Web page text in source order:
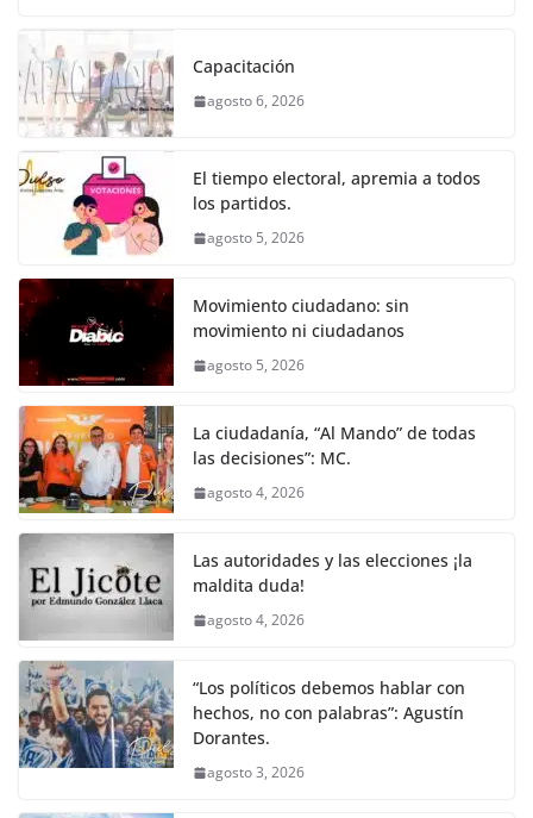
k
c
e
b
o
o
k
itt
er s
A
p
e
n
er
Capacitación
agosto 6, 2026
El tiempo electoral, apremia a todos
los partidos.
agosto 5, 2026
Movimiento ciudadano: sin
movimiento ni ciudadanos
agosto 5, 2026
La ciudadanía, “Al Mando” de todas
las decisiones”: MC.
agosto 4, 2026
Las autoridades y las elecciones ¡la
maldita duda!
agosto 4, 2026
“Los políticos debemos hablar con
hechos, no con palabras”: Agustín
Dorantes.
agosto 3, 2026